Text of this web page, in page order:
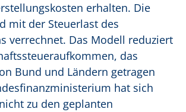
erhalten. Die
mit der Steuerlast des
verrechnet. Das Modell reduziert
das
Bund und Ländern getragen
hat sich
zu den geplanten